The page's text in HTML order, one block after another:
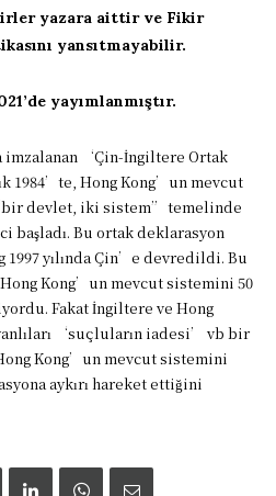
yazara aittir ve Fikir
yansıtmayabilir.
yayımlanmıştır.
imzalanan ‘Çin-İngiltere Ortak
1984’te, Hong Kong’un mevcut
devlet, iki sistem” temelinde
başladı. Bu ortak deklarasyon
1997 yılında Çin’e devredildi. Bu
Kong’un mevcut sistemini 50
Fakat İngiltere ve Hong
‘suçluların iadesi’ vb bir
Kong’un mevcut sistemini
aykırı hareket ettiğini